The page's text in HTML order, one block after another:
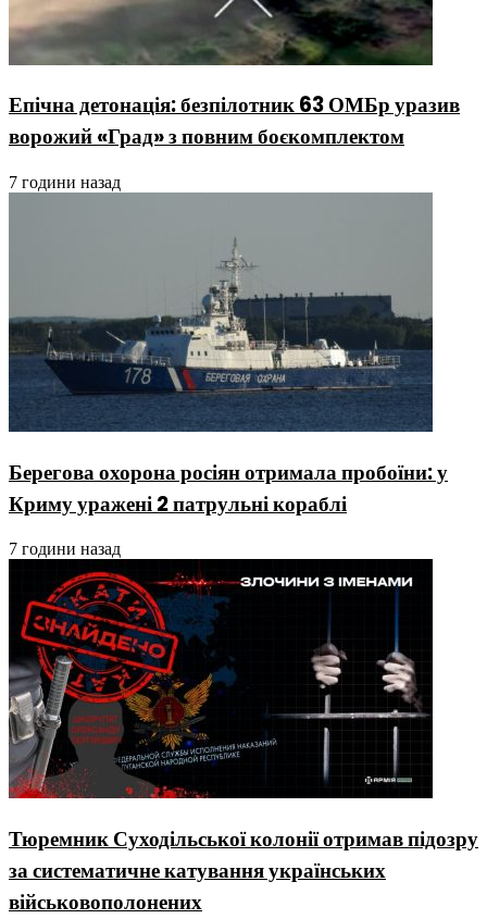
Епічна детонація: безпілотник 63 ОМБр уразив
ворожий «Град» з повним боєкомплектом
7 години назад
Берегова охорона росіян отримала пробоїни: у
Криму уражені 2 патрульні кораблі
7 години назад
Тюремник Суходільської колонії отримав підозру
за систематичне катування українських
військовополонених